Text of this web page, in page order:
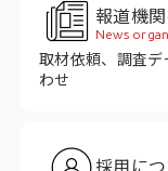
市場・顧客理解
戦略設計に関
施策実行に関す
報道機
News
取材依頼、調査
わせ
採用に